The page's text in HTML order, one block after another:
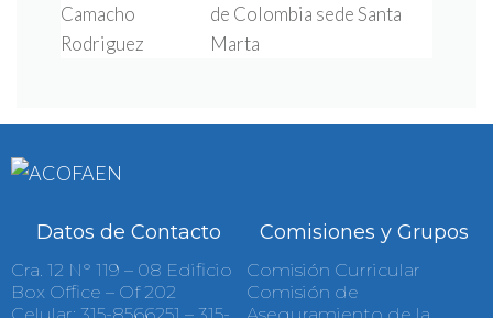
Camacho
Rodriguez
de Colombia sede Santa
Marta
Datos de Contacto
Cra. 12 N° 119 – 08 Edificio
Box Office – Of 202
Comisiones y Grupos
Comisión Curricular
Comisión de